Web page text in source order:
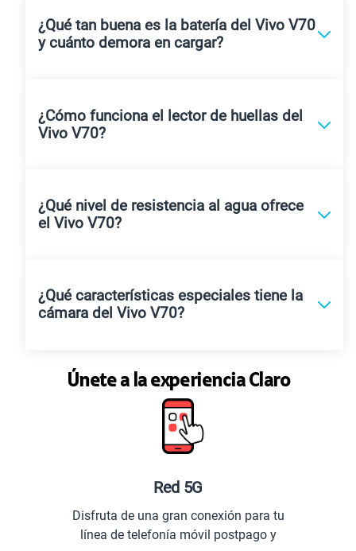
¿Qué tan buena es la batería del Vivo V70
y cuánto demora en cargar?
¿Cómo funciona el lector de huellas del
Vivo V70?
¿Qué nivel de resistencia al agua ofrece
el Vivo V70?
¿Qué características especiales tiene la
cámara del Vivo V70?
Únete a la experiencia Claro
de una gran conexión para tu
de telefonía móvil postpago y